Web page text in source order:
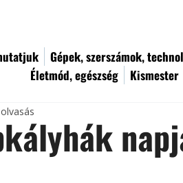
Gépek, szerszámok,
Életmód, egészség
Kismester